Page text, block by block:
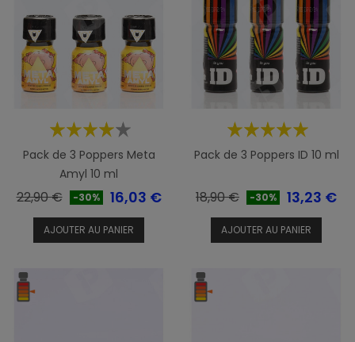
Pack de 3 Poppers Meta
Amyl 10 ml
Prix
base
22,90 € -30% Prix
16,03 €
AJOUTER AU PANIER
Pack de 3 Poppers ID 10 ml
Prix
de
base
18,90 € -30% Prix
13,23 €
AJOUTER AU PANIER